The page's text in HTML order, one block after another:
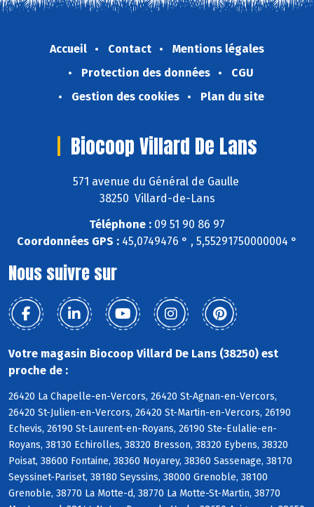
Accueil Contact
Mentions légales
Protection des données
CGU
Gestion des cookies
Plan du site
Biocoop Villard De Lans
571 avenue du Général de Gaulle
38250 Villard-de-Lans
Téléphone : 09 51 90 86 97
Coordonnées GPS : 45,0749476 ° , 5,55291750000004 °
Nous suivre sur
Votre magasin Biocoop Villard De Lans (38250) est
proche de :
26420 La Chapelle-en-Vercors, 26420 St-Agnan-en-Vercors,
26420 St-Julien-en-Vercors, 26420 St-Martin-en-Vercors, 26190
Echevis, 26190 St-Laurent-en-Royans, 26190 Ste-Eulalie-en-
Royans, 38130 Echirolles, 38320 Bresson, 38320 Eybens, 38320
Poisat, 38600 Fontaine, 38360 Noyarey, 38360 Sassenage, 38170
Seyssinet-Pariset, 38180 Seyssins, 38000 Grenoble, 38100
Grenoble, 38770 La Motte-d, 38770 La Motte-St-Martin, 38770